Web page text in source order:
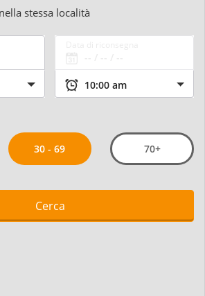
stessa località
30 - 69 70+
Cerca